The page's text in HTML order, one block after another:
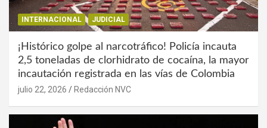
INTERNACIONAL JUDICIAL
¡Histórico golpe al narcotráfico! Policía incauta
2,5 toneladas de clorhidrato de cocaína, la mayor
incautación registrada en las vías de Colombia
julio 22, 2026 Redacción NVC